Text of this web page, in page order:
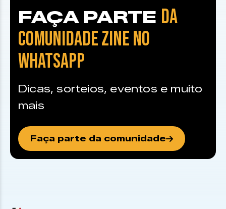
FAÇA PARTE DA
COMUNIDADE ZINE NO
WHATSAPP
Dicas, sorteios, eventos e muito
mais
Faça parte da comunidade